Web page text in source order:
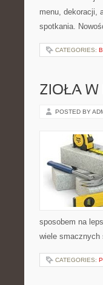
menu, dekoracji,
spotkania.
CATEGORIES:
ZIOŁA W
POSTED BY
sposobem na
wiele
CATEGORIES: